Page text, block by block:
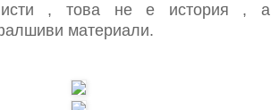
, това не е история , а
материали.